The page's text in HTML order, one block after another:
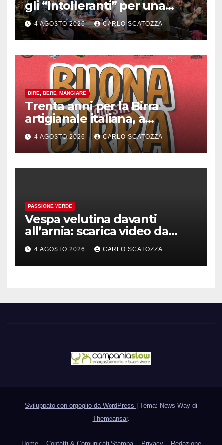
gli “Intolleranti” per una
rivoluzione sostenibile del
cibo
4 AGOSTO 2026 CARLO SCATOZZA
DIRE, BERE, MANGIARE
Trenta anni per la Birra
artigianale italiana, a
Pomigliano d’arco evento
celebrativo con birra speciale
4 AGOSTO 2026 CARLO SCATOZZA
PASSIONE VERDE
Vespa velutina davanti
all’arnia: scarica video da
TikTok prima che il post
sparisca
4 AGOSTO 2026 CARLO SCATOZZA
Sviluppato con orgoglio da WordPress
Tema: News Way di
Themeansar.
Home Contatti & Comunicati Stampa Privacy Redazione